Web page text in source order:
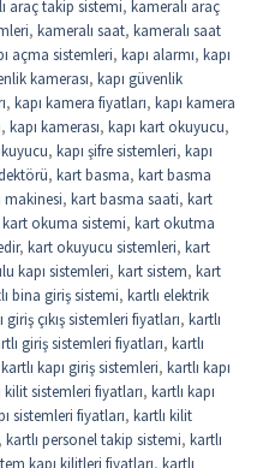
araç takip sistemi, kameralı araç
, kameralı saat, kameralı saat
açma sistemleri, kapı alarmı, kapı
kamerası, kapı güvenlik
, kapı kamera fiyatları, kapı kamera
, kapı kamerası, kapı kart okuyucu,
, kapı şifre sistemleri, kapı
, kart basma, kart basma
, kart basma saati, kart
kart okuma sistemi, kart okutma
, kart okuyucu sistemleri, kart
kapı sistemleri, kart sistem, kart
bina giriş sistemi, kartlı elektrik
giriş çıkış sistemleri fiyatları, kartlı
giriş sistemleri fiyatları, kartlı
kartlı kapı giriş sistemleri, kartlı kapı
kilit sistemleri fiyatları, kartlı kapı
sistemleri fiyatları, kartlı kilit
, kartlı personel takip sistemi, kartlı
kapı kilitleri fiyatları, kartlı